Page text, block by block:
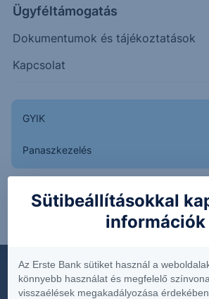
Ügyféltámogatás
Dokumentumok és tájékoztatások
Kapcsolat
GYIK
Panaszkezelés
Visszahívás kérése
Díjjegyzékek
Hirdetmények
Közzétételek
Üzletszabályzat
Fenntarthatóság
Sütibeállításokkal
információk
Az Erste Bank sütiket használ a
könnyebb használat és megfelelő
visszaélések megakadályozása